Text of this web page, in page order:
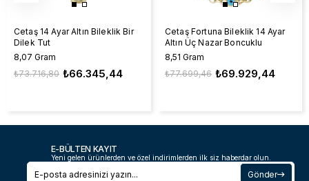
Cetaş 14 Ayar Altın Bileklik Bir
Dilek Tut
8,07 Gram
₺66.345,44
₺73.716,80
Cetaş Fortuna Bileklik 14 Ayar
Altın Üç Nazar Boncuklu
8,51 Gram
₺69.929,44
₺77.699,46
E-BÜLTEN KAYIT
Yeni gelen ürünlerden ve özel indirimlerden ilk siz haberdar olun.
Gönder